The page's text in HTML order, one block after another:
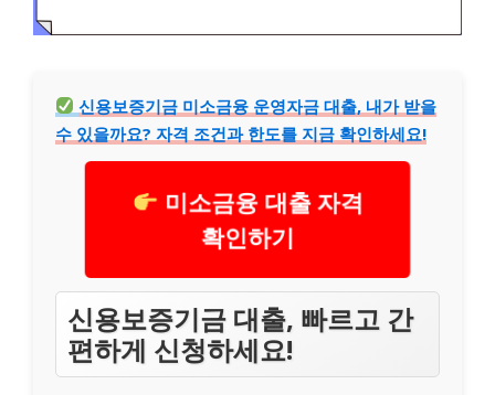
신용보증기금 미소금융 운영자금 대출, 내가 받을
수 있을까요? 자격 조건과 한도를 지금 확인하세요!
미소금융 대출 자격
확인하기
신용보증기금 대출, 빠르고 간
편하게 신청하세요!